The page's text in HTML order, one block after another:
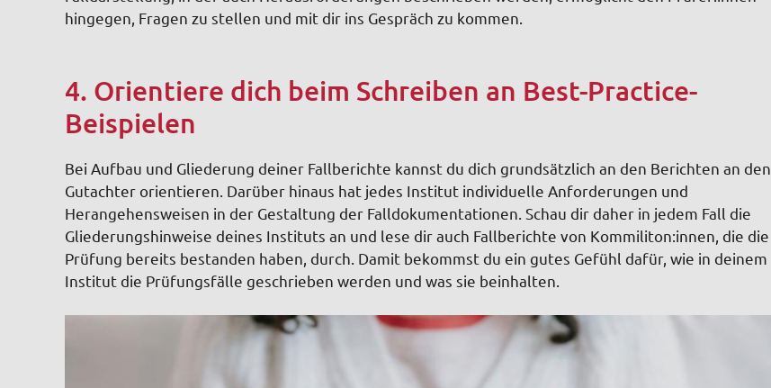
hingegen, Fragen zu stellen und mit dir ins Gespräch zu kommen.
4. Orientiere dich beim Schreiben an Best-Practice-
Beispielen
Bei Aufbau und Gliederung deiner Fallberichte kannst du dich grundsätzlich an den Berichten an den
Gutachter orientieren. Darüber hinaus hat jedes Institut individuelle Anforderungen und
Herangehensweisen in der Gestaltung der Falldokumentationen. Schau dir daher in jedem Fall die
Gliederungshinweise deines Instituts an und lese dir auch Fallberichte von Kommiliton:innen, die die
Prüfung bereits bestanden haben, durch. Damit bekommst du ein gutes Gefühl dafür, wie in deinem
Institut die Prüfungsfälle geschrieben werden und was sie beinhalten.